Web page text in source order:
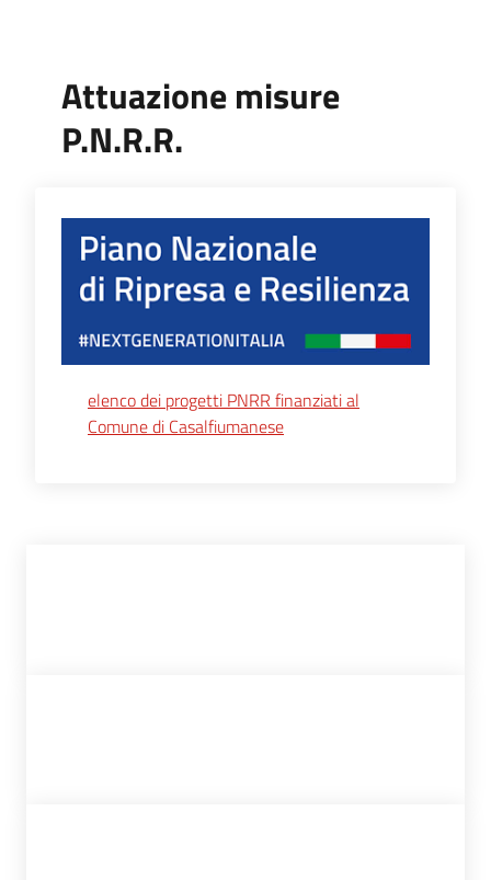
Attuazione misure
P.N.R.R.
elenco dei progetti PNRR finanziati al
Comune di Casalfiumanese